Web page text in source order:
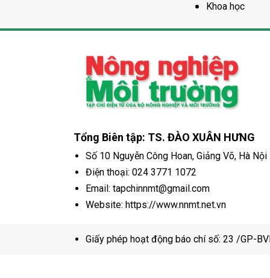
Khoa học
Tổng Biên tập: TS. ĐÀO XUÂN HƯNG
Số 10 Nguyễn Công Hoan, Giảng Võ, Hà Nội
Điện thoại: 024 3771 1072
Email: tapchinnmt@gmail.com
Website: https://www.nnmt.net.vn
Giấy phép hoạt động báo chí số: 23 /GP-